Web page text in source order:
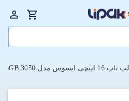
لپ‌ تاپ 16 اینچی ایسوس مدل TUF Gaming F16 FX607VJ-RL009 Core 5 210H-16GB-512SSD-6GB 3050